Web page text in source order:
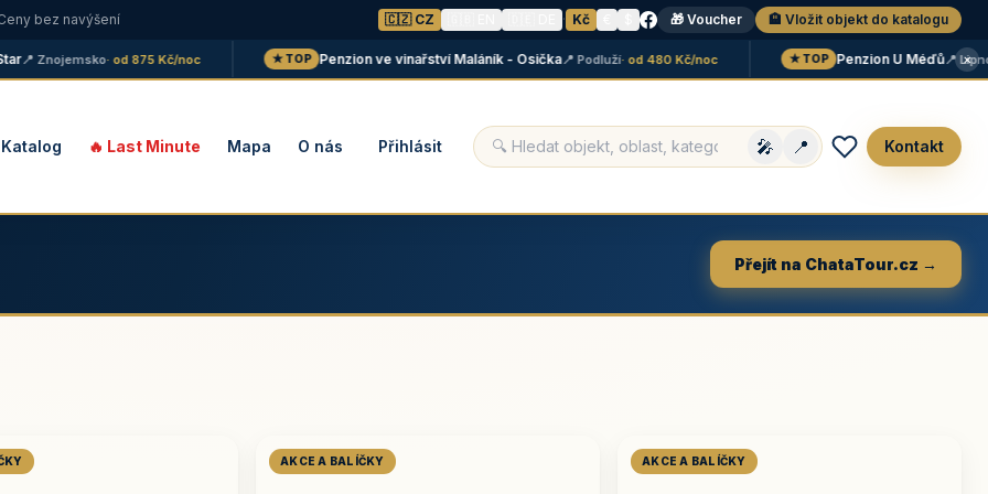
bez navýšení 🇨🇿 CZ · Kč 🎁 Voucher 🏨 Vložit objekt do katalogu
Znojemsko· od 875 Kč/noc ★ TOP Penzion ve vinařství Maláník - Osička📍 Podluží· od 480 Kč/noc ★ TOP Penzion U Méďů📍 Lipno·
×
Katalog 🔥 Last Minute Mapa O nás Přihlásit 🎤 📍 Kontakt
Přejít na ChataTour.cz →
AKCE A BALÍČKY AKCE A BALÍČKY